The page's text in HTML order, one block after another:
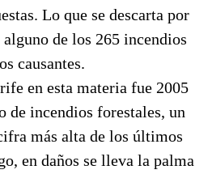
Lo que se descarta por
de los 265 incendios
causantes.
en esta materia fue 2005
de incendios forestales, un
más alta de los últimos
en daños se lleva la palma